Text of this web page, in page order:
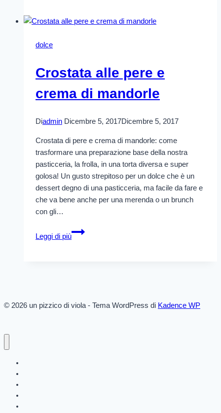
dolce
Crostata alle pere e
crema di mandorle
Diadmin Dicembre 5, 2017Dicembre 5, 2017
Crostata di pere e crema di mandorle: come
trasformare una preparazione base della nostra
pasticceria, la frolla, in una torta diversa e super
golosa! Un gusto strepitoso per un dolce che è un
dessert degno di una pasticceria, ma facile da fare e
che va bene anche per una merenda o un brunch
con gli…
Leggi di più
Crostata
alle
mandorle
© 2026 un pizzico di viola - Tema WordPress di Kadence WP